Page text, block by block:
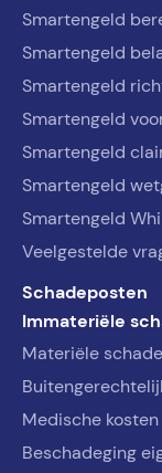
Smartengeld
Smartengeld
Smartengeld
Smartengeld
Smartengeld
Smartengeld
Smartengeld
Veelgestelde
Schadeposten
Immateriële
Materiële schade
Medische kosten
Beschadeging